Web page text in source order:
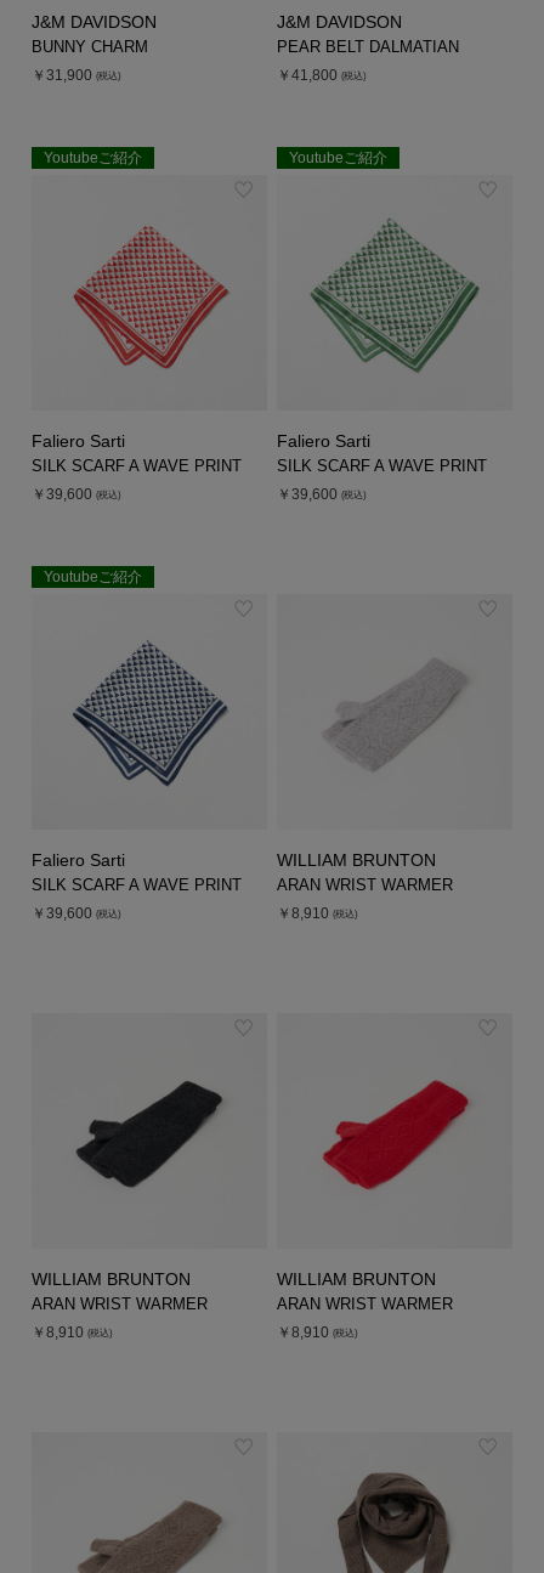
J&M DAVIDSON
BUNNY CHARM
￥31,900 (税込)
J&M DAVIDSON
PEAR BELT DALMATIAN
￥41,800 (税込)
Youtubeご紹介
Faliero Sarti
SILK SCARF A WAVE PRINT
￥39,600 (税込)
Youtubeご紹介
Faliero Sarti
SILK SCARF A WAVE PRINT
￥39,600 (税込)
Youtubeご紹介
Faliero Sarti
SILK SCARF A WAVE PRINT
￥39,600 (税込)
WILLIAM BRUNTON
ARAN WRIST WARMER
￥8,910 (税込)
WILLIAM BRUNTON
ARAN WRIST WARMER
￥8,910 (税込)
WILLIAM BRUNTON
ARAN WRIST WARMER
￥8,910 (税込)